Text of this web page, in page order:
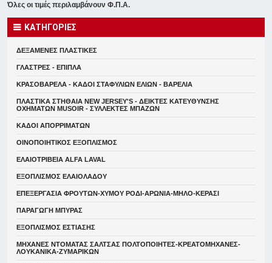
Όλες οι τιμές περιλαμβάνουν Φ.Π.Α.
ΚΑΤΗΓΟΡΙΕΣ
ΔΕΞΑΜΕΝΕΣ ΠΛΑΣΤΙΚΕΣ
ΓΛΑΣΤΡΕΣ - ΕΠΙΠΛΑ
ΚΡΑΣΟΒΑΡΕΛΑ - ΚΑΔΟΙ ΣΤΑΦΥΛΙΩΝ ΕΛΙΩΝ - ΒΑΡΕΛΙΑ
ΠΛΑΣΤΙΚΑ ΣΤΗΘΑΙΑ NEW JERSEY'S - ΔΕΙΚΤΕΣ ΚΑΤΕΥΘYΝΣΗΣ
ΟΧΗΜΑΤΩΝ MUSOIR - ΣΥΛΛΕΚΤΕΣ ΜΠΑΖΩΝ
ΚΑΔΟΙ ΑΠΟΡΡΙΜΑΤΩΝ
ΟΙΝΟΠΟΙΗΤΙΚΟΣ ΕΞΟΠΛΙΣΜΟΣ
ΕΛΑΙΟΤΡΙΒΕΙΑ ALFA LAVAL
ΕΞΟΠΛΙΣΜΟΣ ΕΛΑΙΟΛΑΔΟΥ
ΕΠΕΞΕΡΓΑΣΙΑ ΦΡΟΥΤΩΝ-ΧΥΜΟΥ ΡΟΔΙ-ΑΡΩΝΙΑ-ΜΗΛΟ-ΚΕΡΑΣΙ
ΠΑΡΑΓΩΓΗ ΜΠΥΡΑΣ
ΕΞΟΠΛΙΣΜΟΣ ΕΣΤΙΑΣΗΣ
ΜΗΧΑΝΕΣ ΝΤΟΜΑΤΑΣ ΣΑΛΤΣΑΣ ΠΟΛΤΟΠΟΙΗΤΕΣ-ΚΡΕΑΤΟΜΗΧΑΝΕΣ-
ΛΟΥΚΑΝΙΚΑ-ΖΥΜΑΡΙΚΩΝ